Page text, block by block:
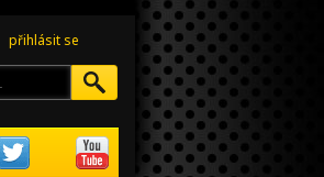
přihlásit se